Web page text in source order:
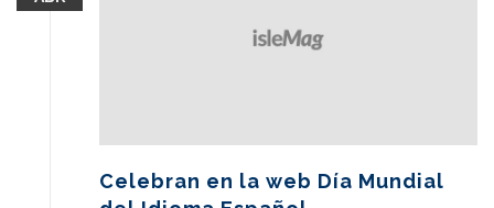
Celebran en la web Día Mundial